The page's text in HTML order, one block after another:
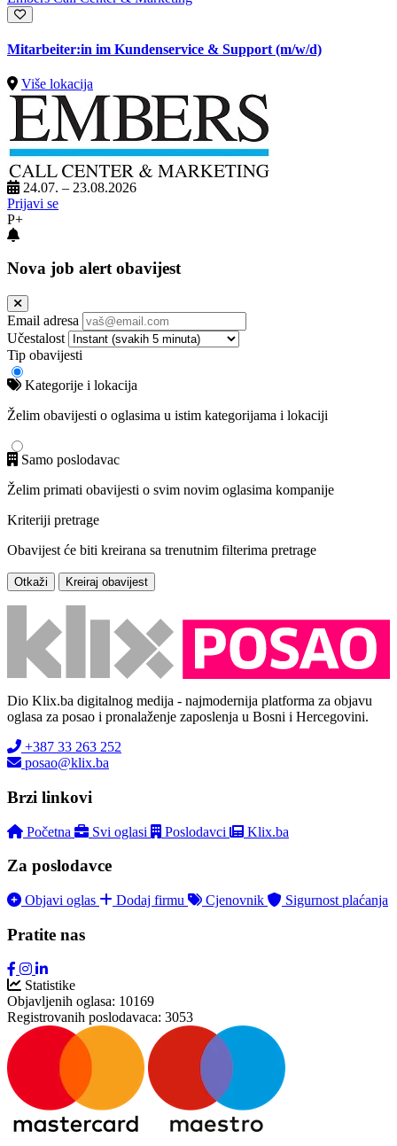
Mitarbeiter:in im Kundenservice & Support (m/w/d)
Više lokacija
24.07. – 23.08.2026
Prijavi se
P+
Nova job alert obavijest
Email adresa
Učestalost
Tip obavijesti
Kategorije i lokacija
Želim obavijesti o oglasima u istim kategorijama i lokaciji
Samo poslodavac
Želim primati obavijesti o svim novim oglasima kompanije
Kriteriji pretrage
Obavijest će biti kreirana sa trenutnim filterima pretrage
Otkaži Kreiraj obavijest
Dio Klix.ba digitalnog medija - najmodernija platforma za objavu
oglasa za posao i pronalaženje zaposlenja u Bosni i Hercegovini.
+387 33 263 252
posao@klix.ba
Brzi linkovi
Početna Svi oglasi Poslodavci Klix.ba
Za poslodavce
Objavi oglas Dodaj firmu Cjenovnik Sigurnost plaćanja
Pratite nas
Statistike
Objavljenih oglasa: 10169
Registrovanih poslodavaca: 3053